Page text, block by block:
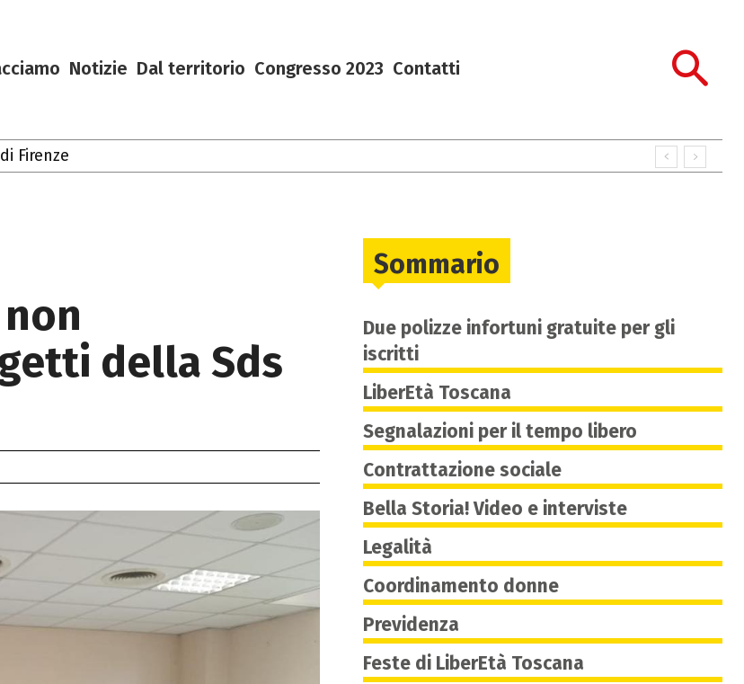
Notizie Dal territorio Congresso 2023 Contatti
della Sds
Sommario
Due polizze infortuni gratuite per gli
iscritti
LiberEtà Toscana
Segnalazioni per il tempo libero
Contrattazione sociale
Bella Storia! Video e interviste
Legalità
Coordinamento donne
Previdenza
Feste di LiberEtà Toscana